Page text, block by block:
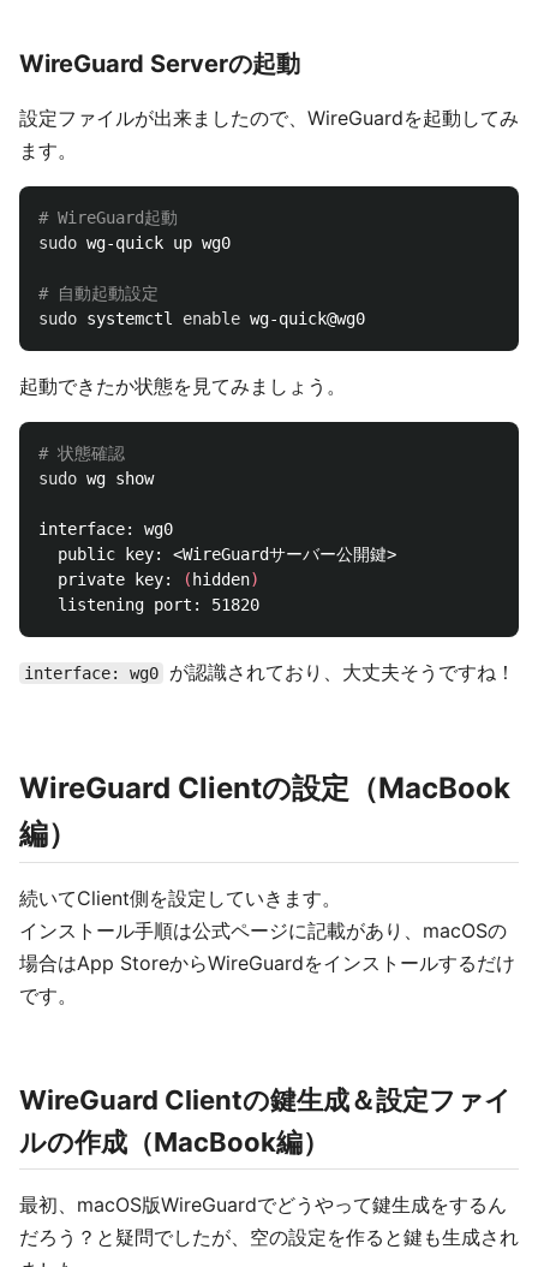
WireGuard Serverの起動
設定ファイルが出来ましたので、WireGuardを起動してみ
ます。
# WireGuard起動
sudo wg-quick up wg0
# 自動起動設定
sudo systemctl enable
起動できたか状態を見てみましょう。
# 状態確認
sudo wg show
interface: wg0
  public key: <WireGuardサーバー公開鍵>
  private key:
( hidden)
interface: wg0 が認識されており、大丈夫そうですね！
WireGuard Clientの設定（MacBook
編）
続いてClient側を設定していきます。
インストール手順は公式ページに記載があり、macOSの
場合はApp StoreからWireGuardをインストールするだけ
です。
WireGuard Clientの鍵生成＆設定ファイ
ルの作成（MacBook編）
最初、macOS版WireGuardでどうやって鍵生成をするん
だろう？と疑問でしたが、空の設定を作ると鍵も生成され